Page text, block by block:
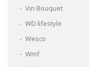
Vin Bouquet
WD lifestyle
Wesco
Wmf